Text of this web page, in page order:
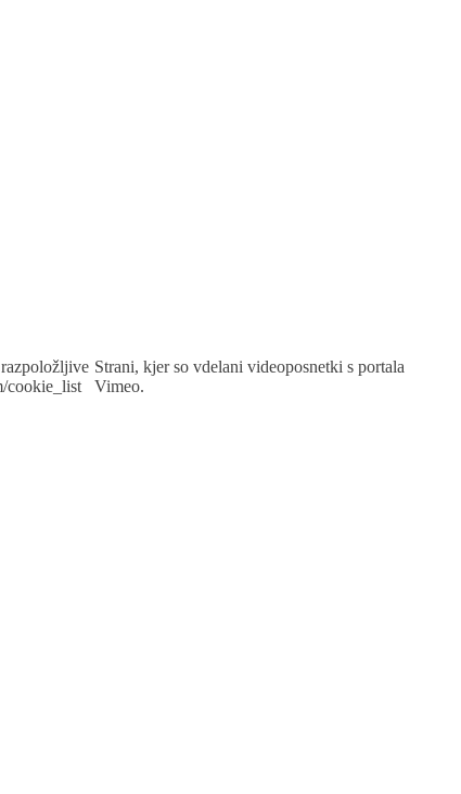
cookie_list
Strani, kjer so vdelani videoposnetki s portala
Vimeo.